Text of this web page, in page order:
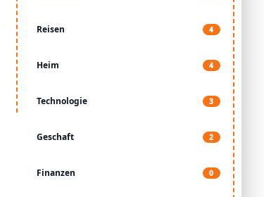
Reisen 4
Heim 4
Technologie 3
Geschaft 2
Finanzen 0